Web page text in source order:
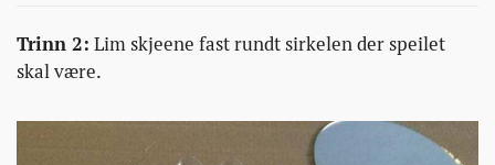
Trinn 2: Lim skjeene fast rundt sirkelen der speilet
skal være.